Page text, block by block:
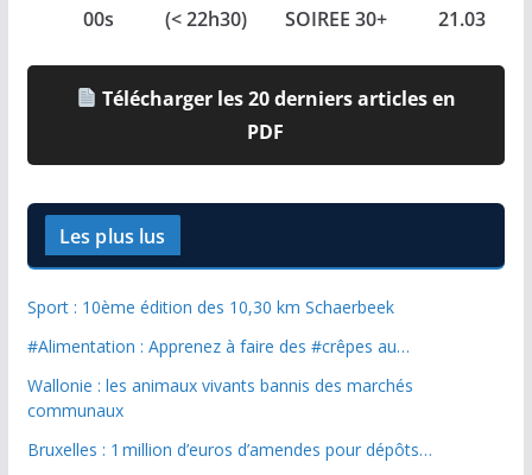
00s
(< 22h30)
SOIREE 30+
21.03
Télécharger les 20 derniers articles en
PDF
Les plus lus
Sport : 10ème édition des 10,30 km Schaerbeek
#Alimentation : Apprenez à faire des #crêpes au…
Wallonie : les animaux vivants bannis des marchés
communaux
Bruxelles : 1 million d’euros d’amendes pour dépôts…